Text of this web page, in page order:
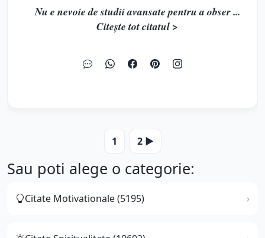
Nu e nevoie de studii avansate pentru a obser ...
Citește tot citatul >
1 2 ▶️
Sau poti alege o categorie:
Citate Motivationale (5195)